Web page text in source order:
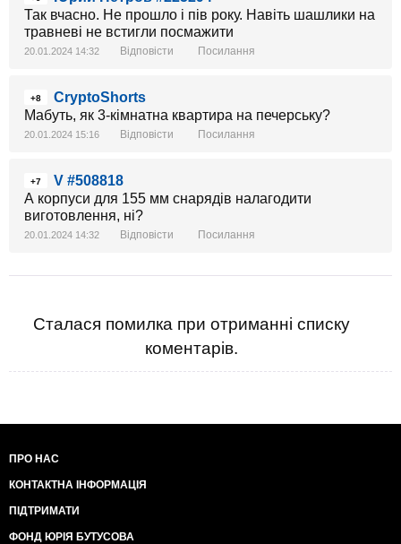
Так вчасно. Не прошло і пів року. Навіть шашлики на
травневі не встигли посмажити
20.01.2024 14:32 Відповісти Посилання
+8
CryptoShorts
Мабуть, як 3-кімнатна квартира на печерську?
20.01.2024 15:16 Відповісти Посилання
+7
V #508818
А корпуси для 155 мм снарядів налагодити
виготовлення, ні?
20.01.2024 14:32 Відповісти Посилання
Сталася помилка при отриманні списку
коментарів.
ПРО НАС
КОНТАКТНА ІНФОРМАЦІЯ
ПІДТРИМАТИ
ФОНД ЮРІЯ БУТУСОВА